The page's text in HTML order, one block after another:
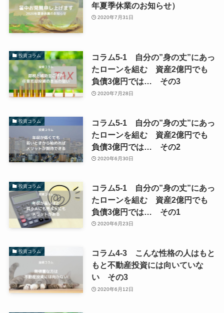
年夏季休業のお知らせ）
2020年7月31日
投資コラム
コラム5-1 自分の”身の丈”にあっ
たローンを組む 資産2億円でも
負債3億円では… その3
2020年7月28日
投資コラム
コラム5-1 自分の”身の丈”にあっ
たローンを組む 資産2億円でも
負債3億円では… その2
2020年6月30日
投資コラム
コラム5-1 自分の”身の丈”にあっ
たローンを組む 資産2億円でも
負債3億円では… その1
2020年6月23日
投資コラム
コラム4-3 こんな性格の人はもと
もと不動産投資には向いていな
い その3
2020年6月12日